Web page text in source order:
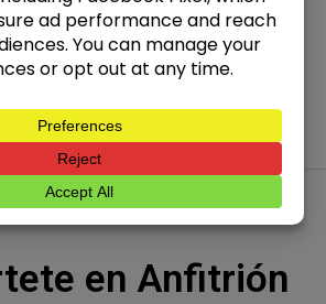
con anticipación para programar la
gratuita del cajero.
en Anfitrión